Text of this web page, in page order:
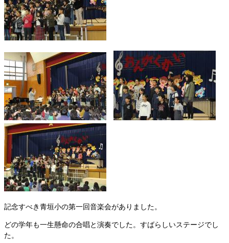
記念すべき青垣小の第一回音楽会がありました。
どの学年も一生懸命の合唱と演奏でした。すばらしいステージでし
た。